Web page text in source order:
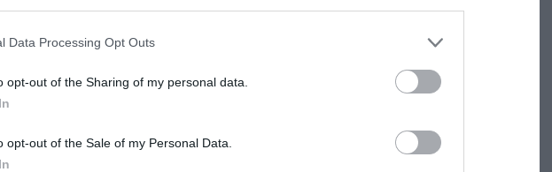
Data Processing Opt Outs
opt-out of the Sharing of my personal data.
opt-out of the Sale of my Personal Data.
jefe del Servicio de Oncología
de Elche y coautor del artículo
combina el anticuerpo monoclonal
palbociclib (un inhibidor de ciclinas). Este
una buena tolerabilidad y ofrece a estas
en la supervivencia y en el control de